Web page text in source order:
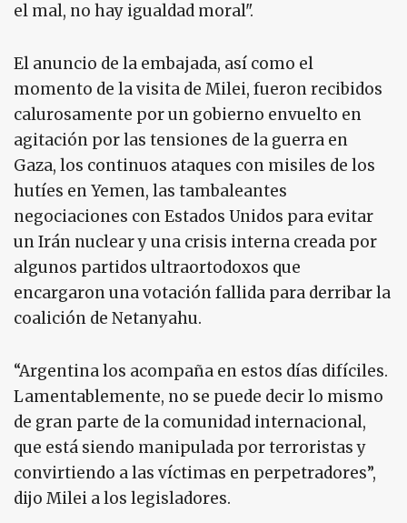
el mal, no hay igualdad moral".
El anuncio de la embajada, así como el
momento de la visita de Milei, fueron recibidos
calurosamente por un gobierno envuelto en
agitación por las tensiones de la guerra en
Gaza, los continuos ataques con misiles de los
hutíes en Yemen, las tambaleantes
negociaciones con Estados Unidos para evitar
un Irán nuclear y una crisis interna creada por
algunos partidos ultraortodoxos que
encargaron una votación fallida para derribar la
coalición de Netanyahu.
“Argentina los acompaña en estos días difíciles.
Lamentablemente, no se puede decir lo mismo
de gran parte de la comunidad internacional,
que está siendo manipulada por terroristas y
convirtiendo a las víctimas en perpetradores”,
dijo Milei a los legisladores.